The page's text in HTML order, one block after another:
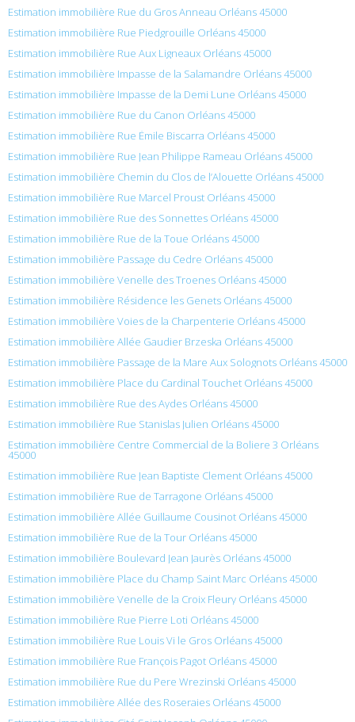
Estimation immobilière Rue du Gros Anneau Orléans 45000
Estimation immobilière Rue Piedgrouille Orléans 45000
Estimation immobilière Rue Aux Ligneaux Orléans 45000
Estimation immobilière Impasse de la Salamandre Orléans 45000
Estimation immobilière Impasse de la Demi Lune Orléans 45000
Estimation immobilière Rue du Canon Orléans 45000
Estimation immobilière Rue Émile Biscarra Orléans 45000
Estimation immobilière Rue Jean Philippe Rameau Orléans 45000
Estimation immobilière Chemin du Clos de l’Alouette Orléans 45000
Estimation immobilière Rue Marcel Proust Orléans 45000
Estimation immobilière Rue des Sonnettes Orléans 45000
Estimation immobilière Rue de la Toue Orléans 45000
Estimation immobilière Passage du Cedre Orléans 45000
Estimation immobilière Venelle des Troenes Orléans 45000
Estimation immobilière Résidence les Genets Orléans 45000
Estimation immobilière Voies de la Charpenterie Orléans 45000
Estimation immobilière Allée Gaudier Brzeska Orléans 45000
Estimation immobilière Passage de la Mare Aux Solognots Orléans 45000
Estimation immobilière Place du Cardinal Touchet Orléans 45000
Estimation immobilière Rue des Aydes Orléans 45000
Estimation immobilière Rue Stanislas Julien Orléans 45000
Estimation immobilière Centre Commercial de la Boliere 3 Orléans
45000
Estimation immobilière Rue Jean Baptiste Clement Orléans 45000
Estimation immobilière Rue de Tarragone Orléans 45000
Estimation immobilière Allée Guillaume Cousinot Orléans 45000
Estimation immobilière Rue de la Tour Orléans 45000
Estimation immobilière Boulevard Jean Jaurès Orléans 45000
Estimation immobilière Place du Champ Saint Marc Orléans 45000
Estimation immobilière Venelle de la Croix Fleury Orléans 45000
Estimation immobilière Rue Pierre Loti Orléans 45000
Estimation immobilière Rue Louis Vi le Gros Orléans 45000
Estimation immobilière Rue François Pagot Orléans 45000
Estimation immobilière Rue du Pere Wrezinski Orléans 45000
Estimation immobilière Allée des Roseraies Orléans 45000